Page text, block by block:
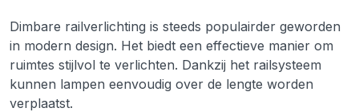
Dimbare railverlichting is steeds populairder geworden
in modern design. Het biedt een effectieve manier om
ruimtes stijlvol te verlichten. Dankzij het railsysteem
kunnen lampen eenvoudig over de lengte worden
verplaatst.